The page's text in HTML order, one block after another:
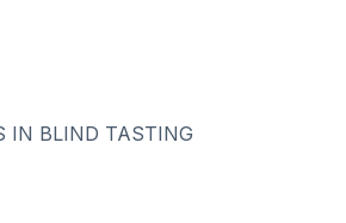
IN BLIND TASTING